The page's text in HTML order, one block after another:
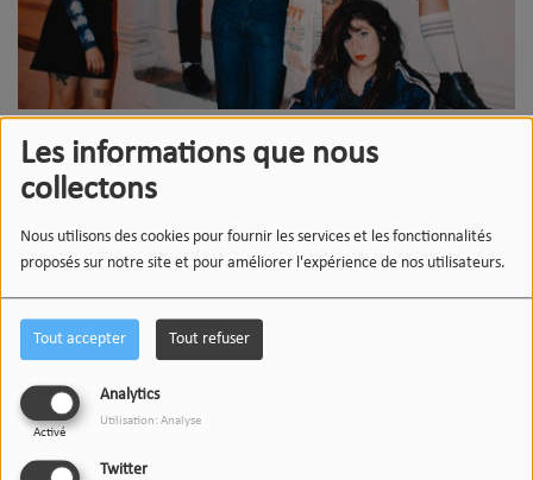
Les informations que nous
collectons
Nous utilisons des cookies pour fournir les services et les fonctionnalités
proposés sur notre site et pour améliorer l'expérience de nos utilisateurs.
Tout accepter Tout refuser
Analytics
Activé
Utilisation: Analyse
Twitter
Le 19 juillet 2026
13:00 - 23:00
Dour Festival
Dour
La Sécurité est de retour en Belgique cet été pour un
concert au Dour Festival !